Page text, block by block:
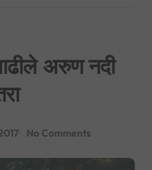
अरुण नदी
No Comments